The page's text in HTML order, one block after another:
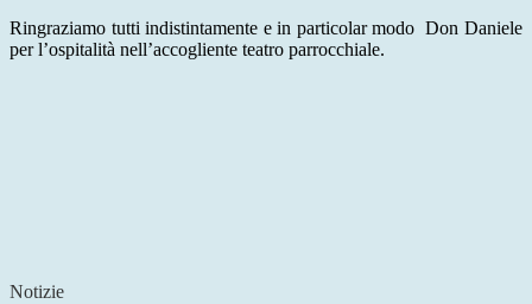
Ringraziamo tutti indistintamente e in particolar modo Don Daniele
per l’ospitalità nell’accogliente teatro parrocchiale.
Notizie